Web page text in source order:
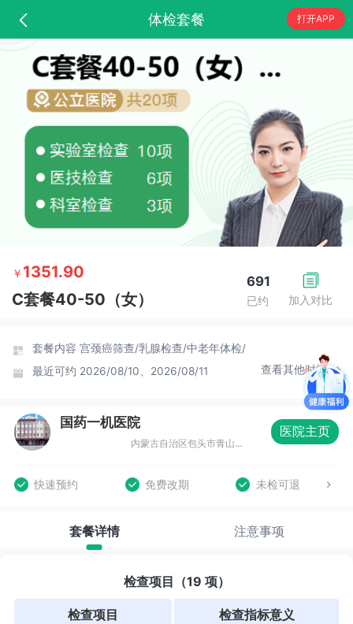
体检套餐 打开APP
加入对比
691
已约
￥ 1351.90
C套餐40-50（女）
套餐内容 宫颈癌筛查/乳腺检查/中老年体检/
最近可约 2026/08/10、2026/08/11 查看其他时间
国药一机医院
内蒙古自治区包头市青山区自由路与青山路丁字路口(一机医院斜对面)
医院主页
快速预约 免费改期 未检可退
套餐详情 注意事项
检查项目（19 项）
检查项目 检查指标意义